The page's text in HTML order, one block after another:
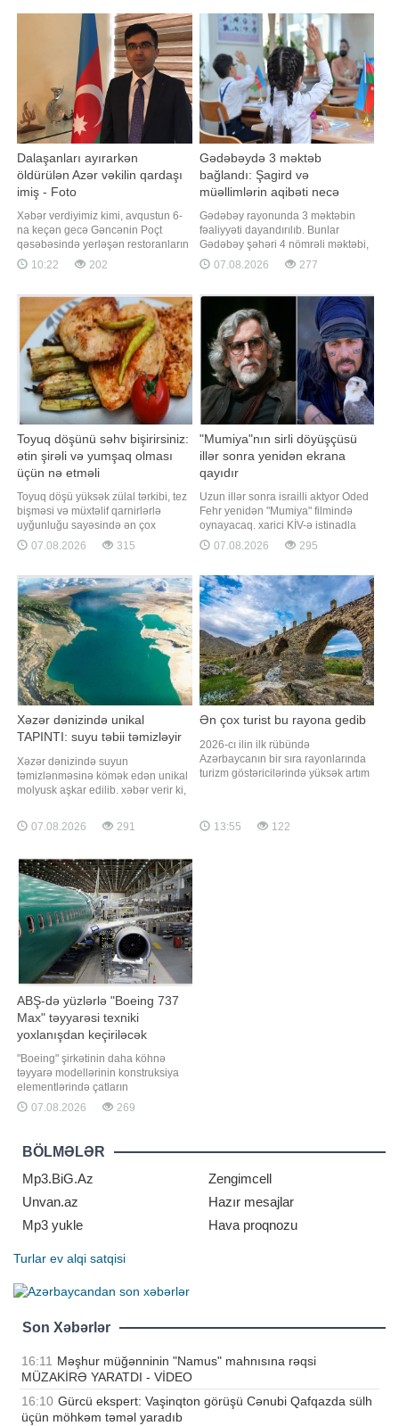
deyən şikayətçinin sözlərinə görə,
kosmetoloq Ülviyyə İlyasova
yayıb. Rusiya rəsmisi Polşa
prezidentini sərt ifadələrlə tənqid
edib. "Karol Navrotsk
Dalaşanları ayırarkən
öldürülən Azər vəkilin qardaşı
imiş - Foto
Xəbər verdiyimiz kimi, avqustun 6-
na keçən gecə Gəncənin Poçt
qəsəbəsində yerləşən restoranların
birində baş verən kütləvi dava
zamanı 1983-cü il təvəllüdlü Azər
"Qafqazinfo"nun məlumatına görə,
öldürülən şəxs Gəncə və ətraf
rayonlarda tanınmış vəkil ola
10:22 202
Gədəbəydə 3 məktəb
bağlandı: Şagird və
müəllimlərin aqibəti necə
olacaq?
Gədəbəy rayonunda 3 məktəbin
fəaliyyəti dayandırılıb. Bunlar
Gədəbəy şəhəri 4 nömrəli məktəbi,
Toplar kənd məktəbi və Günəşli
kənd məktəbidir. Məlumata görə,
dayandırılarkən buna səbəb kimi
şagird sayının normadan aşağı
olması göstərilib. Bəs bağlanan
məktəblərin şagirdləri təhsillərin
07.08.2026 277
Toyuq döşünü səhv bişirirsiniz:
ətin şirəli və yumşaq olması
üçün nə etməli
Toyuq döşü yüksək zülal tərkibi, tez
bişməsi və müxtəlif qarnirlərlə
uyğunluğu sayəsində ən çox
istifadə olunan məhsullardan biridir.
Ancaq bir çox insanın qarşılaşdığı
sonra ətin quru və sərt olması. xarici
mediaya istinadən xəbər verir ki,
bunun qarşısını almaq
düşündüyünüzdə
07.08.2026 315
"Mumiya"nın sirli döyüşçüsü
illər sonra yenidən ekrana
qayıdır
Uzun illər sonra israilli aktyor Oded
Fehr yenidən "Mumiya" filmində
oynayacaq. xarici KİV-ə istinadla
xəbər verir ki, aktyor yeni çəkilən
filmdə Ardet Bəy obrazını bir daha
trilogiyanın davamı olacaq. Filmdə
Brendan Freyzer və Reyçel Vays da
ilk hissələrdək
07.08.2026 295
Xəzər dənizində unikal
TAPINTI: suyu təbii təmizləyir
Xəzər dənizində suyun
təmizlənməsinə kömək edən unikal
molyusk aşkar edilib. xəbər verir ki,
Qoruğunun mütəxəssisləri məlumat
veriblər. "AkJayık" Dövlət Təbiət
vilayətinin Mahambet rayonunda və
Atırau şəhərinin ətrafında
07.08.2026 291
Ən çox turist bu rayona gedib
2026-cı ilin ilk rübündə
Azərbaycanın bir sıra rayonlarında
turizm göstəricilərində yüksək artım
barədə -ın sorğusuna cavab olaraq
13:55 122
ABŞ-də yüzlərlə "Boeing 737
Max" təyyarəsi texniki
yoxlanışdan keçiriləcək
"Boeing" şirkətinin daha köhnə
təyyarə modellərinin konstruksiya
elementlərində çatların
aşkarlanmasından sonra, ABŞ-nin
Federal Mülki Aviasiya İdarəsi (FAA)
gəmisinin yoxlanılması barədə
təlimat verib. xəbər verir ki, bu
barədə ABŞ-nin federal reyestrini
07.08.2026 269
BÖLMƏLƏR
Mp3.BiG.Az
Zengimcell
Unvan.az
Hazır mesajlar
Mp3 yukle
Hava proqnozu
Turlar ev alqi satqisi
Son Xəbərlər
16:11 Məşhur müğənninin "Namus" mahnısına rəqsi
MÜZAKİRƏ YARATDI - VİDEO
16:10 Gürcü ekspert: Vaşinqton görüşü Cənubi Qafqazda sülh
üçün möhkəm təməl yaradıb